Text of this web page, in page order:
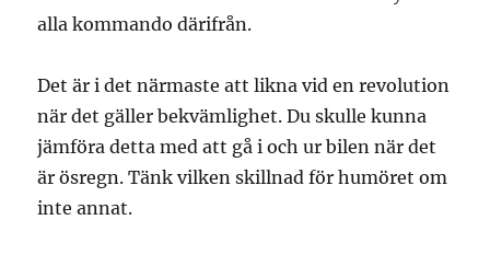
alla kommando därifrån.
Det är i det närmaste att likna vid en revolution
när det gäller bekvämlighet. Du skulle kunna
jämföra detta med att gå i och ur bilen när det
är ösregn. Tänk vilken skillnad för humöret om
inte annat.